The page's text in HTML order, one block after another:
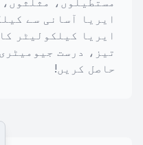
ایریا آسانی سے
ایریا کیلکولیٹر
تیز، درست
حاصل کریں!